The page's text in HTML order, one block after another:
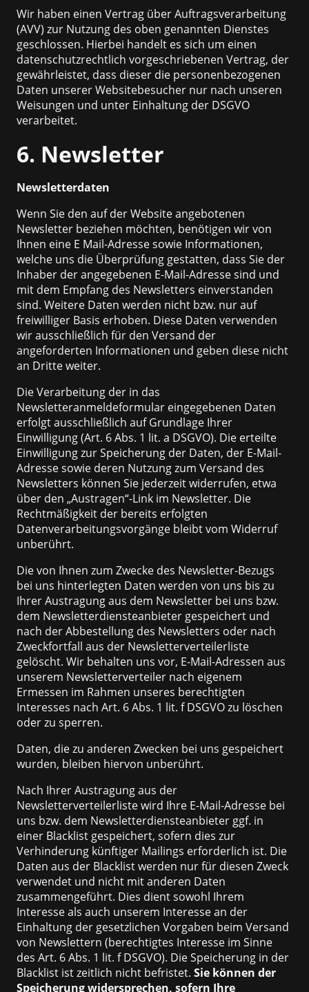
Wir haben einen Vertrag über Auftragsverarbeitung
(AVV) zur Nutzung des oben genannten Dienstes
geschlossen. Hierbei handelt es sich um einen
datenschutzrechtlich vorgeschriebenen Vertrag, der
gewährleistet, dass dieser die personenbezogenen
Daten unserer Websitebesucher nur nach unseren
Weisungen und unter Einhaltung der DSGVO
verarbeitet.
6. Newsletter
Newsletterdaten
Wenn Sie den auf der Website angebotenen
Newsletter beziehen möchten, benötigen wir von
Ihnen eine E Mail-Adresse sowie Informationen,
welche uns die Überprüfung gestatten, dass Sie der
Inhaber der angegebenen E-Mail-Adresse sind und
mit dem Empfang des Newsletters einverstanden
sind. Weitere Daten werden nicht bzw. nur auf
freiwilliger Basis erhoben. Diese Daten verwenden
wir ausschließlich für den Versand der
angeforderten Informationen und geben diese nicht
an Dritte weiter.
Die Verarbeitung der in das
Newsletteranmeldeformular eingegebenen Daten
erfolgt ausschließlich auf Grundlage Ihrer
Einwilligung (Art. 6 Abs. 1 lit. a DSGVO). Die erteilte
Einwilligung zur Speicherung der Daten, der E-Mail-
Adresse sowie deren Nutzung zum Versand des
Newsletters können Sie jederzeit widerrufen, etwa
über den „Austragen“-Link im Newsletter. Die
Rechtmäßigkeit der bereits erfolgten
Datenverarbeitungsvorgänge bleibt vom Widerruf
unberührt.
Die von Ihnen zum Zwecke des Newsletter-Bezugs
bei uns hinterlegten Daten werden von uns bis zu
Ihrer Austragung aus dem Newsletter bei uns bzw.
dem Newsletterdiensteanbieter gespeichert und
nach der Abbestellung des Newsletters oder nach
Zweckfortfall aus der Newsletterverteilerliste
gelöscht. Wir behalten uns vor, E-Mail-Adressen aus
unserem Newsletterverteiler nach eigenem
Ermessen im Rahmen unseres berechtigten
Interesses nach Art. 6 Abs. 1 lit. f DSGVO zu löschen
oder zu sperren.
Daten, die zu anderen Zwecken bei uns gespeichert
wurden, bleiben hiervon unberührt.
Nach Ihrer Austragung aus der
Newsletterverteilerliste wird Ihre E-Mail-Adresse bei
uns bzw. dem Newsletterdiensteanbieter ggf. in
einer Blacklist gespeichert, sofern dies zur
Verhinderung künftiger Mailings erforderlich ist. Die
Daten aus der Blacklist werden nur für diesen Zweck
verwendet und nicht mit anderen Daten
zusammengeführt. Dies dient sowohl Ihrem
Interesse als auch unserem Interesse an der
Einhaltung der gesetzlichen Vorgaben beim Versand
von Newslettern (berechtigtes Interesse im Sinne
des Art. 6 Abs. 1 lit. f DSGVO). Die Speicherung in der
Blacklist ist zeitlich nicht befristet. Sie können der
Speicherung widersprechen, sofern Ihre